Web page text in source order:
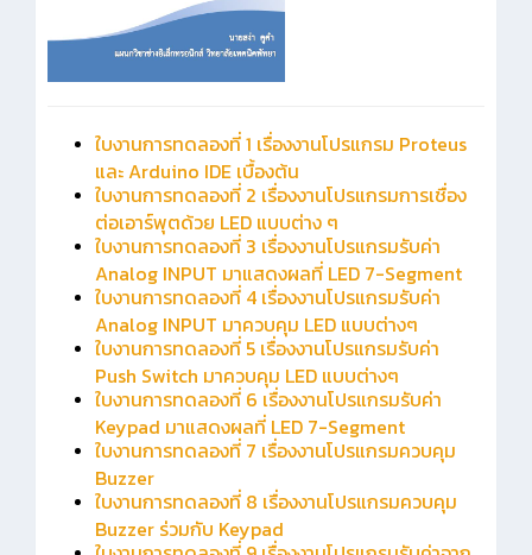
ใบงานการทดลองที่ 1 เรื่องงานโปรแกรม Proteus
และ Arduino IDE เบื้องต้น
ใบงานการทดลองที่ 2 เรื่องงานโปรแกรมการเชื่อง
ต่อเอาร์พุตด้วย LED แบบต่าง ๆ
ใบงานการทดลองที่ 3 เรื่องงานโปรแกรมรับค่า
Analog INPUT มาแสดงผลที่ LED 7-Segment
ใบงานการทดลองที่ 4 เรื่องงานโปรแกรมรับค่า
Analog INPUT มาควบคุม LED แบบต่างๆ
ใบงานการทดลองที่ 5 เรื่องงานโปรแกรมรับค่า
Push Switch มาควบคุม LED แบบต่างๆ
ใบงานการทดลองที่ 6 เรื่องงานโปรแกรมรับค่า
Keypad มาแสดงผลที่ LED 7-Segment
ใบงานการทดลองที่ 7 เรื่องงานโปรแกรมควบคุม
Buzzer
ใบงานการทดลองที่ 8 เรื่องงานโปรแกรมควบคุม
Buzzer ร่วมกับ Keypad